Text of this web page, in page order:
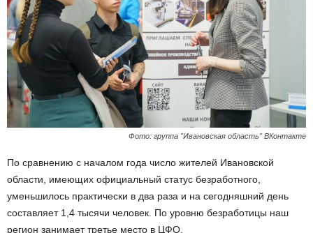
Фото: группа "Ивановская область" ВКонтакте
По сравнению с началом года число жителей Ивановской
области, имеющих официальный статус безработного,
уменьшилось практически в два раза и на сегодняшний день
составляет 1,4 тысячи человек. По уровню безработицы наш
регион занимает третье место в ЦФО.